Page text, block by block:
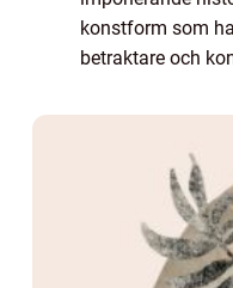
konstform som
betraktare och
fotokonst i detalj,